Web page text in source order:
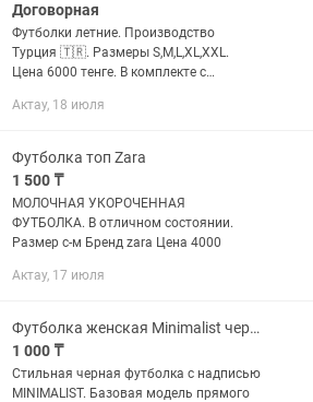
Договорная
Футболки летние. Производство
Турция 🇹🇷. Размеры S,M,L,XL,XXL.
Цена 6000 тенге. В комплекте с
Доставка бесплатно Казпочтой 3-7 дня
Актау, 18 июля
Футболка топ Zara
1 500 ₸
МОЛОЧНАЯ УКОРОЧЕННАЯ
ФУТБОЛКА. В отличном состоянии.
Размер с-м Бренд zara Цена 4000
Актау, 17 июля
Футболка женская Minimalist черная
1 000 ₸
Стильная черная футболка с надписью
MINIMALIST. Базовая модель прямого